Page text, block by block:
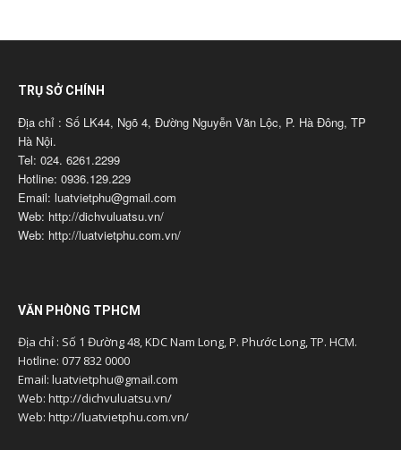
TRỤ SỞ CHÍNH
Địa chỉ : Số LK44, Ngõ 4, Đường Nguyễn Văn Lộc, P. Hà Đông, TP
Hà Nội.
Tel: 024. 6261.2299
Hotline: 0936.129.229
Email: luatvietphu@gmail.com
Web: http://dichvuluatsu.vn/
Web: http://luatvietphu.com.vn/
VĂN PHÒNG TPHCM
Địa chỉ : Số 1 Đường 48, KDC Nam Long, P. Phước Long, TP. HCM.
Hotline: 077 832 0000
Email: luatvietphu@gmail.com
Web: http://dichvuluatsu.vn/
Web: http://luatvietphu.com.vn/